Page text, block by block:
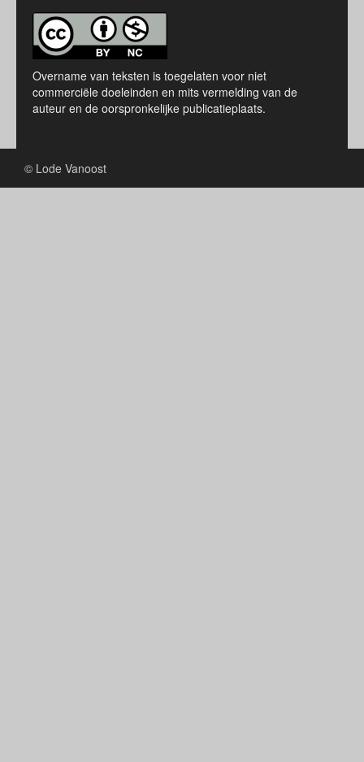
Overname van teksten is toegelaten voor niet
commerciële doeleinden en mits vermelding van de
auteur en de oorspronkelijke publicatieplaats.
© Lode Vanoost